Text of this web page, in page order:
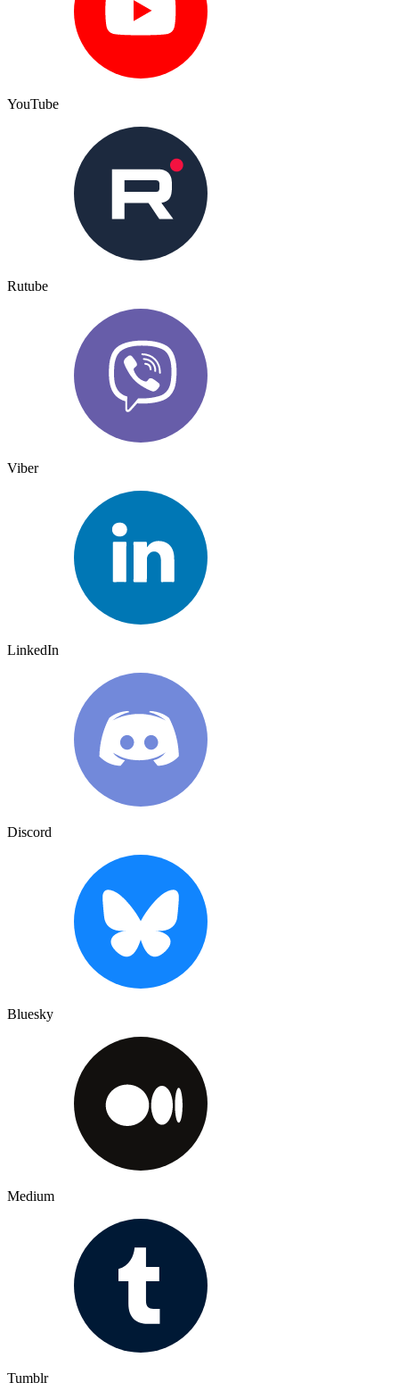
YouTube
Rutube
Viber
LinkedIn
Discord
Bluesky
Medium
Tumblr